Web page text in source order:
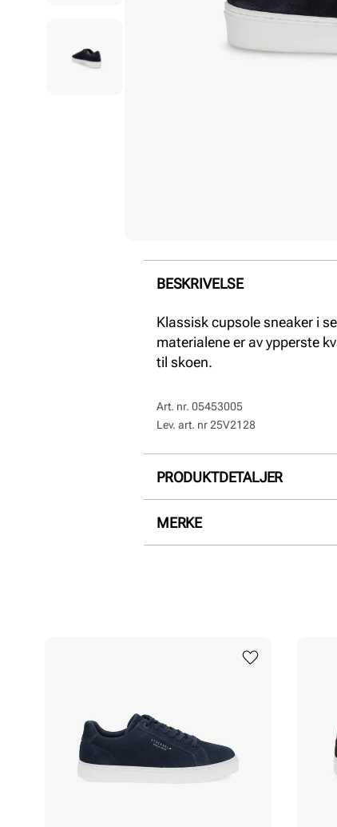
BESKRIVELSE
Klassisk cupsole sneaker i
materialene er av ypperste
til skoen.
Art. nr. 05453005
Lev. art. nr25V2128
PRODUKTDETALJER
Overdel:
MERKE